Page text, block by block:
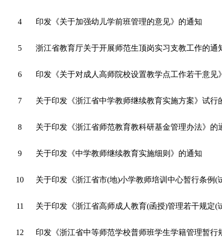
4 印发《关于加强幼儿学前班管理的意见》的通知
5 浙江省教育厅关于开展师范生顶岗实习支教工作的通
6 印发《关于对成人高师院校设置教学点工作若干意见
7 关于印发《浙江省中学教师继续教育实施方案》试行
8 关于印发《浙江省师范教育教科研基金管理办法》的
9 关于印发《中学教师继续教育实施细则》的通知
10 关于印发《浙江省市(地)小学教师培训中心暂行条例(
11 关于印发《浙江省高师成人教育(函授)管理若干规定(
12 印发《浙江省中等师范学校普师班学生学籍管理暂行